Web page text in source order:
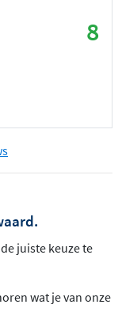
8
juiste keuze te
wat je van onze